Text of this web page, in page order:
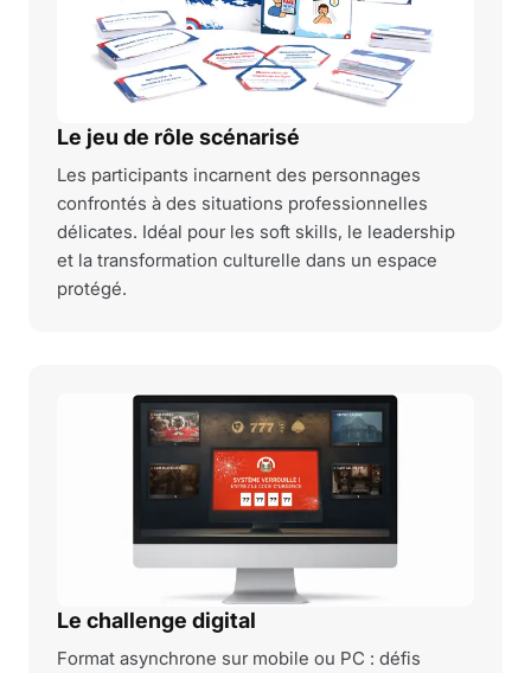
Le jeu de rôle scénarisé
Les participants incarnent des personnages
confrontés à des situations professionnelles
délicates. Idéal pour les soft skills, le leadership
et la transformation culturelle dans un espace
protégé.
Le challenge digital
Format asynchrone sur mobile ou PC : défis